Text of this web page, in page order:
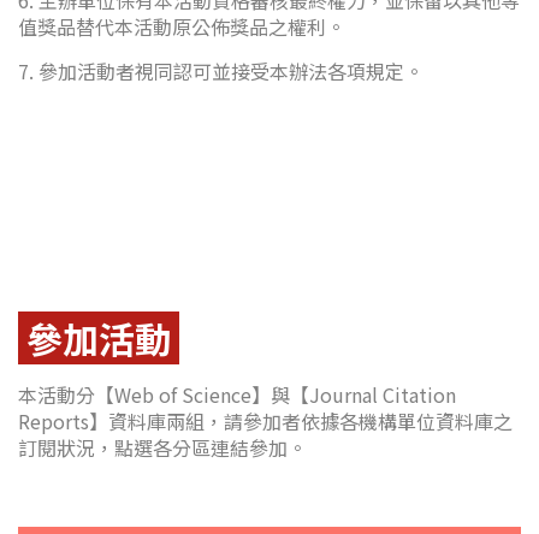
值獎品替代本活動原公佈獎品之權利。
7. 參加活動者視同認可並接受本辦法各項規定。
參加活動
本活動分【Web of Science】與【Journal Citation
Reports】資料庫兩組，請參加者依據各機構單位資料庫之
訂閱狀況，點選各分區連結參加。